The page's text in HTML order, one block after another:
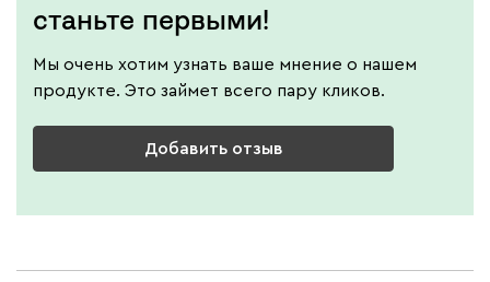
станьте первыми!
Мы очень хотим узнать ваше мнение о нашем
продукте. Это займет всего пару кликов.
Добавить отзыв